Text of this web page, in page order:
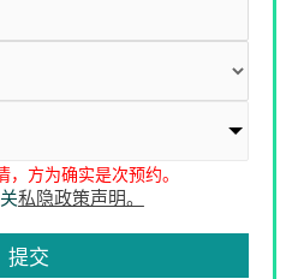
方为确实是次预约。
私隐政策声明。
提交